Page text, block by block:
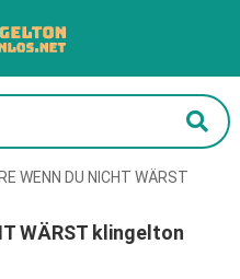
WENN DU NICHT WÄRST
WÄRST klingelton